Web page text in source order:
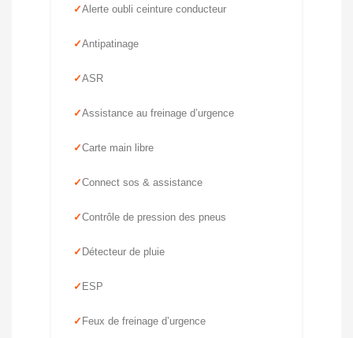
Alerte oubli ceinture conducteur
Antipatinage
ASR
Assistance au freinage d’urgence
Carte main libre
Connect sos & assistance
Contrôle de pression des pneus
Détecteur de pluie
ESP
Feux de freinage d’urgence